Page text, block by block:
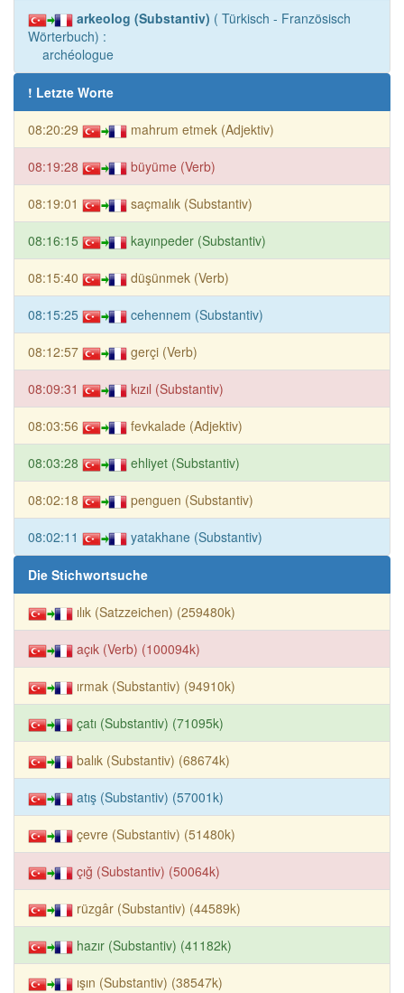
arkeolog (Substantiv) ( Türkisch - Französisch
Wörterbuch) :
archéologue
! Letzte Worte
08:20:29 mahrum etmek (Adjektiv)
08:19:28 büyüme (Verb)
08:19:01 saçmalık (Substantiv)
08:16:15 kayınpeder (Substantiv)
08:15:40 düşünmek (Verb)
08:15:25 cehennem (Substantiv)
08:12:57 gerçi (Verb)
08:09:31 kızıl (Substantiv)
08:03:56 fevkalade (Adjektiv)
08:03:28 ehliyet (Substantiv)
08:02:18 penguen (Substantiv)
08:02:11 yatakhane (Substantiv)
Die Stichwortsuche
ılık (Satzzeichen) (259480k)
açık (Verb) (100094k)
ırmak (Substantiv) (94910k)
çatı (Substantiv) (71095k)
balık (Substantiv) (68674k)
atış (Substantiv) (57001k)
çevre (Substantiv) (51480k)
çığ (Substantiv) (50064k)
rüzgâr (Substantiv) (44589k)
hazır (Substantiv) (41182k)
ışın (Substantiv) (38547k)